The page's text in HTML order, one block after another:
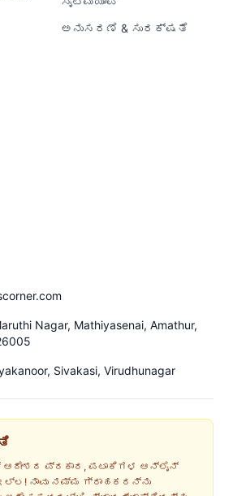
ಅನುಸರಣೆ & ಸುರಕ್ಷತೆ
Nagar, Mathiyasenai, Amathur,
Sivakasi, Virudhunagar
ಆದೇಶದ ಪ್ರಕಾರ, ಪಟಾಕಿಗಳ ಆನ್‌ಲೈನ್
ನಾವು ನಮ್ಮ ಗ್ರಾಹಕರನ್ನು